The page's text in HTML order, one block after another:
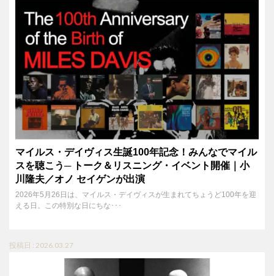
マイルス・デイヴィス生誕100年記念！みんなでマイル
スを聴こう─ トーク＆リスニング・イベント開催｜小
川隆夫／オノ セイゲンが出演
2026年5月26日は、マイルス・デイヴィスが生まれてちょうど100年を迎
える日。この特別な日にちな･･･
投稿日 : 2026.03.27